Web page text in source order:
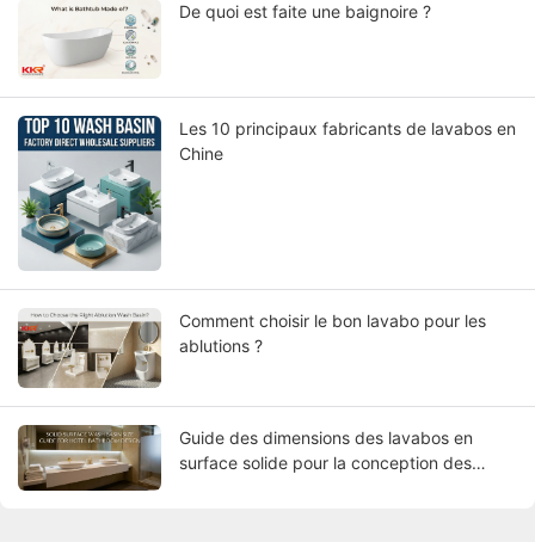
De quoi est faite une baignoire ?
Les 10 principaux fabricants de lavabos en
Chine
Comment choisir le bon lavabo pour les
ablutions ?
Guide des dimensions des lavabos en
surface solide pour la conception des